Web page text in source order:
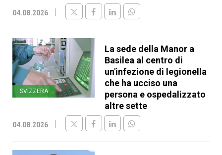
04.08.2026
SVIZZERA
La sede della Manor a
Basilea al centro di
un'infezione di legionella
che ha ucciso una
persona e ospedalizzato
altre sette
04.08.2026